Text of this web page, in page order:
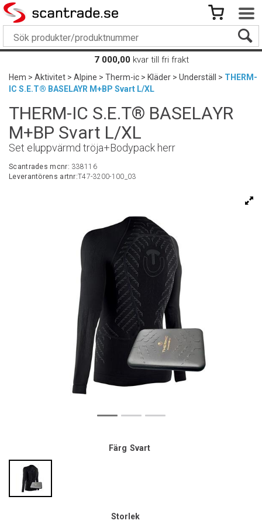
7 000,00 kvar till fri frakt
Hem>Aktivitet>Alpine>Therm-ic>Kläder>Underställ >THERM-
IC S.E.T® BASELAYR M+BP Svart L/XL
THERM-IC S.E.T® BASELAYR
M+BP Svart L/XL
Set eluppvärmd tröja+Bodypack herr
Scantrades mcnr: 338116
Leverantörens artnr:T47-3200-100_03
Färg Svart
Storlek